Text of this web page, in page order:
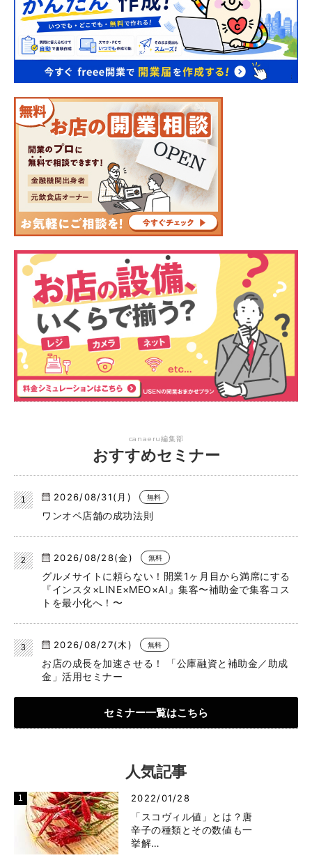
canaeru編集部
おすすめセミナー
2026/08/31(月) 無料
ワンオペ店舗の成功法則
2026/08/28(金) 無料
グルメサイトに頼らない！開業1ヶ月目から満席にする
『インスタ×LINE×MEO×AI』集客〜補助金で集客コス
トを最小化へ！〜
2026/08/27(木) 無料
お店の成長を加速させる！ 「公庫融資と補助金／助成
金」活用セミナー
セミナー一覧はこちら
人気記事
2022/01/28
「スコヴィル値」とは？唐
辛子の種類とその数値も一
挙解…